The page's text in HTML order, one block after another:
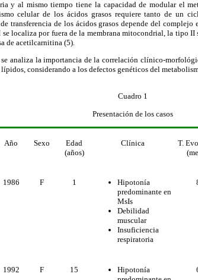
y al mismo tiempo tiene la capacidad de modular el
celular de los ácidos grasos requiere tanto de un
transferencia de los ácidos grasos depende del
localiza por fuera de la membrana mitocondrial, la tipo II
de acetilcarnitina (5).
analiza la importancia de la correlación clínico-
considerando a los defectos genéticos del
Cuadro 1
Presentación de los casos
Año Sexo
Edad
(años)
Clínica
T.
1986 F 1
Hipotonía
predominante en
MsIs
Debilidad
muscular
Insuficiencia
respiratoria
1992 F 15
Hipotonía